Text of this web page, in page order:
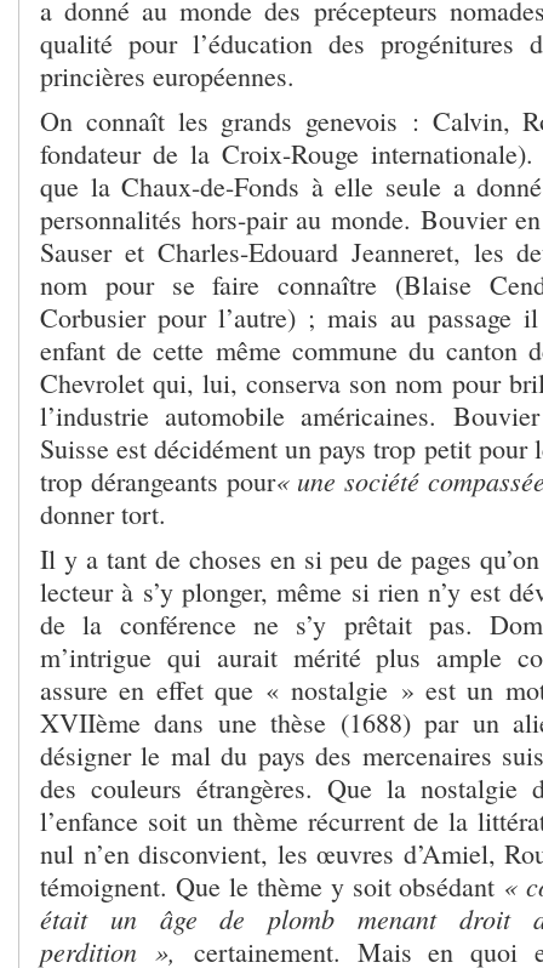
a donné au monde des précepteurs
qualité pour l’éducation des progénitures
princières européennes.
On connaît les grands genevois : Calvin,
fondateur de la Croix-Rouge
que la Chaux-de-Fonds à elle seule a
personnalités hors-pair au monde. Bouvier
Sauser et Charles-Edouard Jeanneret, les
nom pour se faire connaître (Blaise
Corbusier pour l’autre) ; mais au passage
enfant de cette même commune du canton
Chevrolet qui, lui, conserva son nom pour
l’industrie automobile américaines.
Suisse est décidément un pays trop petit pour
trop dérangeants pour« une société
donner tort.
Il y a tant de choses en si peu de pages
lecteur à s’y plonger, même si rien n’y est
de la conférence ne s’y prêtait pas.
m’intrigue qui aurait mérité plus ample
assure en effet que « nostalgie » est un
XVIIème dans une thèse (1688) par un
désigner le mal du pays des mercenaires
des couleurs étrangères. Que la nostalgie
l’enfance soit un thème récurrent de la
nul n’en disconvient, les œuvres d’Amiel,
témoignent. Que le thème y soit obsédant «
était un âge de plomb menant droit
perdition », certainement. Mais en quoi